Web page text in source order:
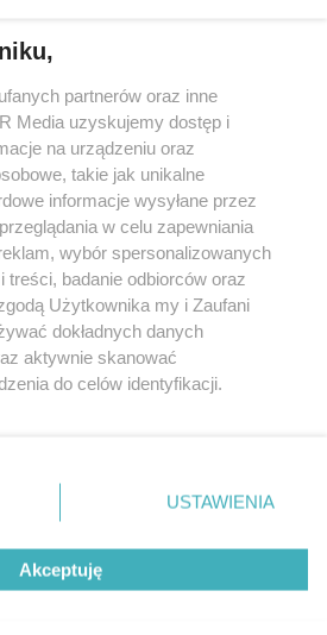
w serwisie nie może być powielany i
rozpowszechniany w jakikolwiek sposób
lub mechaniczny) na jakimkolwiek polu
formie, włącznie z umieszczaniem w
właściciela praw. Jakiekolwiek użycie
w całości lub w części z naruszeniem
jest zabronione pod groźbą kary i
O nas
Nasze serwisy
partnerów oraz inne
Media uzyskujemy dostęp i
na urządzeniu oraz
takie jak unikalne
informacje wysyłane przez
w celu zapewniania
wybór spersonalizowanych
treści, badanie odbiorców oraz
Użytkownika my i Zaufani
dokładnych danych
aktywnie skanować
do celów identyfikacji.
przycisk ustawień prywatności
dolnym rogu strony
danych nie wymagają zgody
prawo sprzeciwić się takiemu
będą miały zastosowanie tylko
USTAWIENIA
Akceptuję